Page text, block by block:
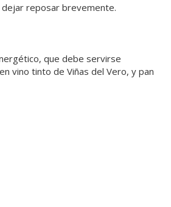
reposar brevemente.
que debe servirse
vino tinto de Viñas del Vero, y pan